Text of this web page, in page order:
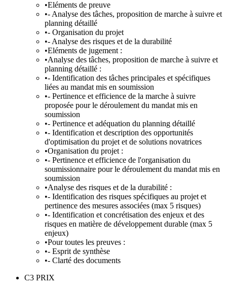
•Eléments de preuve
•- Analyse des tâches, proposition de marche à suivre et
planning détaillé
•- Organisation du projet
•- Analyse des risques et de la durabilité
•Eléments de jugement :
•Analyse des tâches, proposition de marche à suivre et
planning détaillé :
•- Identification des tâches principales et spécifiques
liées au mandat mis en soumission
•- Pertinence et efficience de la marche à suivre
proposée pour le déroulement du mandat mis en
soumission
•- Pertinence et adéquation du planning détaillé
•- Identification et description des opportunités
d'optimisation du projet et de solutions novatrices
•Organisation du projet :
•- Pertinence et efficience de l'organisation du
soumissionnaire pour le déroulement du mandat mis en
soumission
•Analyse des risques et de la durabilité :
•- Identification des risques spécifiques au projet et
pertinence des mesures associées (max 5 risques)
•- Identification et concrétisation des enjeux et des
risques en matière de développement durable (max 5
enjeux)
•Pour toutes les preuves :
•- Esprit de synthèse
•- Clarté des documents
C3 PRIX